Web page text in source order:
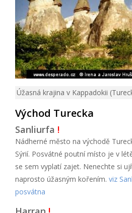
Úžasná krajina v Kappadokii
Východ Turecka
Sanliurfa !
Nádherné město na východě
Sýrií. Posvátné poutní místo je v
se sem vyplatí zajet. Nenechte si
naprosto úžasným kořením. viz
posvátna